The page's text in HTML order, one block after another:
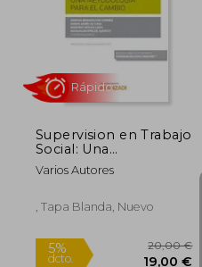
5%
dcto.
Supervision en Trabajo
Social: Una
Metodologia Para el
Cambi
Varios Autores
, Tapa Blanda, Nuevo